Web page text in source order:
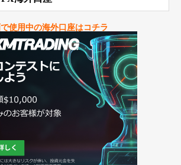
使用中の海外口座はコチラ